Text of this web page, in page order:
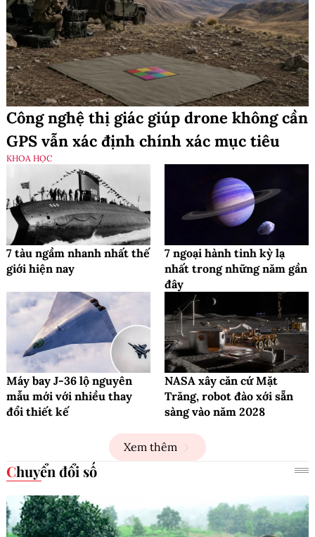
Công nghệ thị giác giúp drone không cần
GPS vẫn xác định chính xác mục tiêu
KHOA HỌC
7 tàu ngầm nhanh nhất thế
giới hiện nay
7 ngoại hành tinh kỳ lạ
nhất trong những năm gần
đây
Máy bay J-36 lộ nguyên
mẫu mới với nhiều thay
đổi thiết kế
NASA xây căn cứ Mặt
Trăng, robot đào xới sẵn
sàng vào năm 2028
Xem thêm
Chuyển đổi số